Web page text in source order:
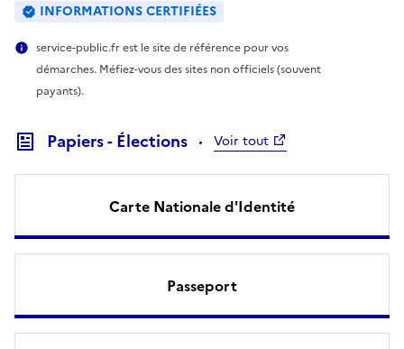
INFORMATIONS CERTIFIÉES
service-public.fr est le site de référence pour vos
démarches. Méfiez-vous des sites non officiels (souvent
payants).
Papiers - Élections Voir tout
Carte Nationale d'Identité
Passeport